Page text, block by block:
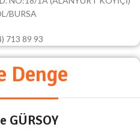
BURSA
713 89 93
Denge
GÜRSOY